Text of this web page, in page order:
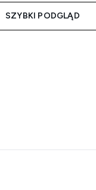
SZYBKI PODGLĄD